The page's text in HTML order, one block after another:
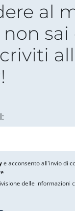
al
sai
e acconsento all'invio di
delle informazioni